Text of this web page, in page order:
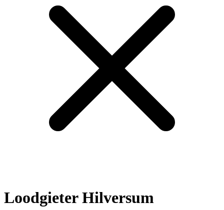
LoodgieterHilversum